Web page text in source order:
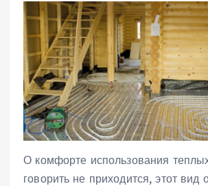
О комфорте использования
говорить не приходится, этот вид